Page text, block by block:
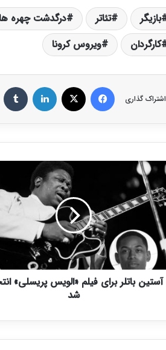
بازیگر تئاتر درگدشت چهره
کارگردان
ویروس کرونا
اشتراک گذاری
آستین باتلر برای فیلم «الویس پریسلی»
شد